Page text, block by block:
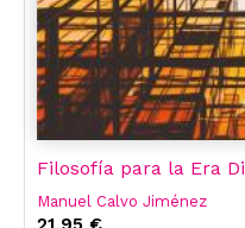
Filosofía para la Era
Manuel Calvo Jiménez